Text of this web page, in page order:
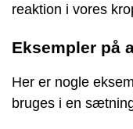
reaktion i vores
Eksempler på
Her er nogle
bruges i en